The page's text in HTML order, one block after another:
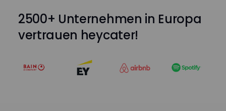
2500+ Unternehmen in Europa
vertrauen heycater!